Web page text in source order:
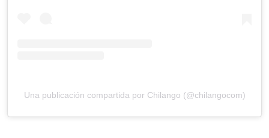
Una publicación compartida por Chilango (@chilangocom)